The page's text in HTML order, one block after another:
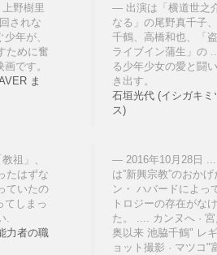
野樹里
されな
年が、
ために奮
です。
ま
出演は「横道世之
なる」の尾野真千子
千鶴、高橋和也、「
ライブイン蒲生」の
る少年少女の愛と闘
き出す。
石垣光代 (イシガキ
ス)
祖」、
たはずな
ていたの
しまっ
.
力者の職
2016年10月28日
は”新興宗教”のおか
ン・ ハバードによっ
トロジーの存在がな
た。 .... カンヌへ ·
奥以来 池脇千鶴" レ
ョット撮影 · マツコ